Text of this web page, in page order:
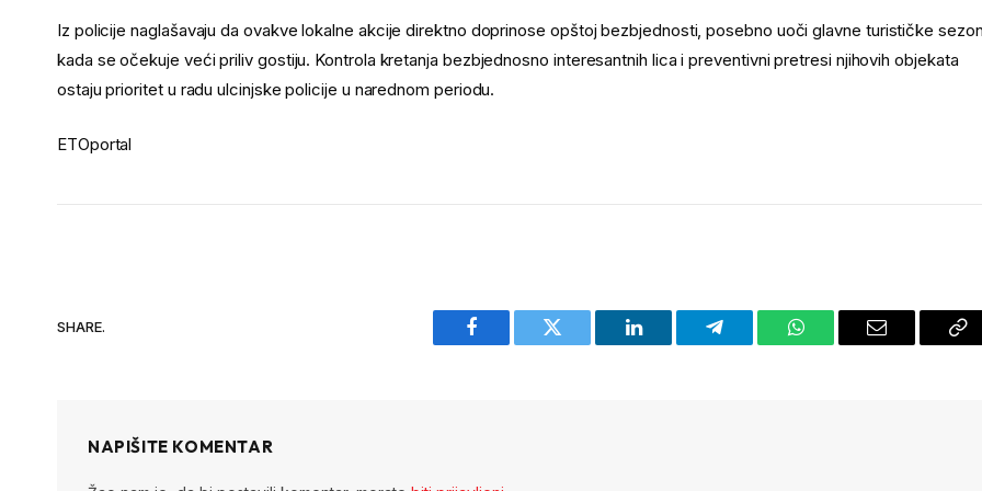
Iz policije naglašavaju da ovakve lokalne akcije direktno doprinose opštoj bezbjednosti, posebno uoči glavne turističke
kada se očekuje veći priliv gostiju. Kontrola kretanja bezbjednosno interesantnih lica i preventivni pretresi njihovih objekata
ostaju prioritet u radu ulcinjske policije u narednom periodu.
ETOportal
SHARE.
Facebook Twitter LinkedIn Telegram WhatsAppEmail
NAPIŠITE KOMENTAR